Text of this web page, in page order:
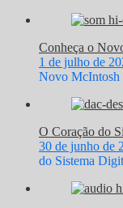
Conheça o
1 de julho de
Novo
O Coração do
30 de junho de
do Sistema